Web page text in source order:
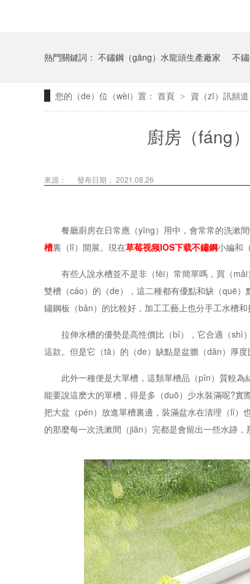
熱門關鍵詞： 不鏽鋼（gāng）水龍頭生產廠家 不
您的（de）位（wèi）置： 首頁 > 資（zī）訊頻道
廚房（fáng
來源： 發布日期： 2021.08.26
餐廳廚房在日常應（yīng）用中，會常常的洗漱間
槽裏（lǐ）開展。現在草莓视频IOS下载不鏽鋼小編和
有些人說水槽並不是非（fēi）常簡單嗎，買（mǎi
雙槽（cáo）的（de），這二種都有優點和缺（quē
鏽鋼板（bǎn）的比較好，加工工藝上也分手工水槽
拉伸水槽的優勢是高性價比（bǐ），它合適（shì）
這款。但是它（tā）的（de）缺點是盆膽（dǎn）厚度
此外一種便是大單槽，這類單槽品（pǐn）質較為
能要說這麽大的單槽，得是多（duō）少水裝滿呢?
把大盆（pén）放進單槽裏邊，裝滿盆水在清理（lǐ）
的那麼每一次洗漱間（jiān）完都是會留出一些水跡，